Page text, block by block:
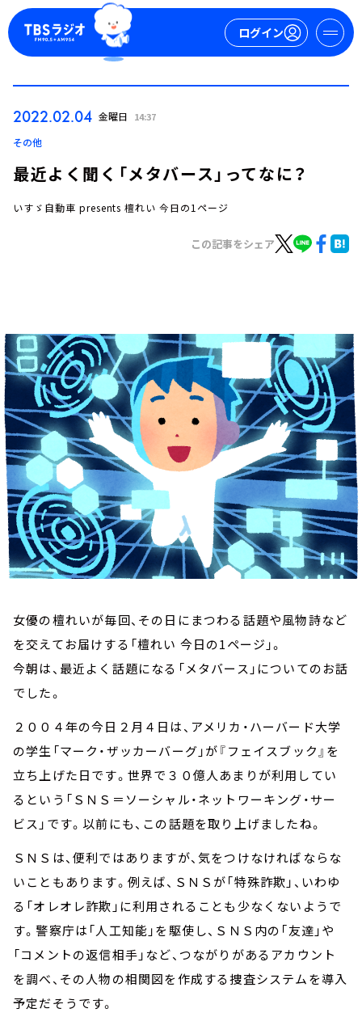
ログイン
トピックス
TBS Podcast
お知らせ
イベント・グッズ
YouTube
会社情報
2022.02.04 金曜日 14:37
その他
最近よく聞く「メタバース」ってなに？
いすゞ自動車 presents 檀れい 今日の1ページ
この記事をシェア
女優の檀れいが毎回、その日にまつわる話題や風物詩など
を交えてお届けする「檀れい 今日の1ページ」。
今朝は、最近よく話題になる「メタバース」についてのお話
でした。
２００４年の今日２月４日は、アメリカ・ハーバード大学
の学生「マーク・ザッカーバーグ」が『フェイスブック』を
立ち上げた日です。世界で３０億人あまりが利用してい
るという「ＳＮＳ＝ソーシャル・ネットワーキング・サー
ビス」です。以前にも、この話題を取り上げましたね。
ＳＮＳは、便利ではありますが、気をつけなければならな
いこともあります。例えば、ＳＮＳが「特殊詐欺」、いわゆ
る「オレオレ詐欺」に利用されることも少なくないようで
す。警察庁は「人工知能」を駆使し、ＳＮＳ内の「友達」や
「コメントの返信相手」など、つながりがあるアカウント
を調べ、その人物の相関図を作成する捜査システムを導入
予定だそうです。